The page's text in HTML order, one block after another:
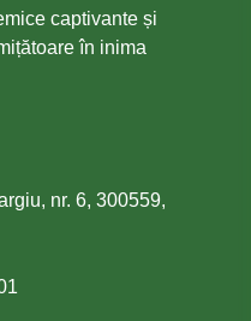
captivante și
în inima
nr. 6, 300559,